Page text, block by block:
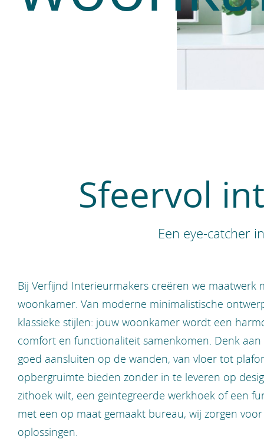
Sfeervol
Een eye-catcher
Bij Verfijnd Interieurmakers creëren we maatwerk
woonkamer. Van moderne minimalistische
klassieke stijlen: jouw woonkamer wordt een
comfort en functionaliteit samenkomen. Denk
goed aansluiten op de wanden, van vloer tot
opbergruimte bieden zonder in te leveren op
zithoek wilt, een geïntegreerde werkhoek of een
met een op maat gemaakt bureau, wij zorgen
oplossingen.